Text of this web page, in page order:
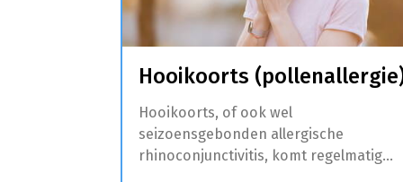
Hooikoorts
Hooikoorts, of ook wel
seizoensgebonden allergische
rhinoconjunctivitis, komt regelmatig